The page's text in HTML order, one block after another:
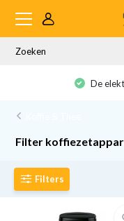
De
Filter
Filters